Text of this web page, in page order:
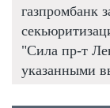
газпромбанк
"Сила пр-т
указанными